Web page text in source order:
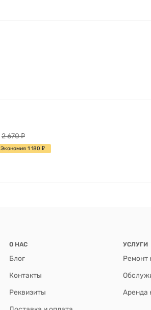
2 670₽
Экономия 1 180 ₽
О НАС
Блог
Контакты
Реквизиты
УСЛУГИ
Ремонт
Аренда